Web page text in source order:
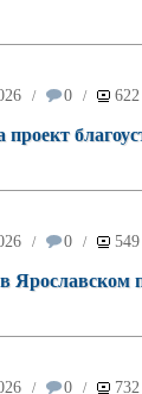
/ 0 / 622
проект
/ 0 / 549
Ярославском
/ 0 / 732